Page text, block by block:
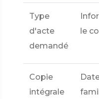
Type
d'acte
demandé
le
Copie
intégrale